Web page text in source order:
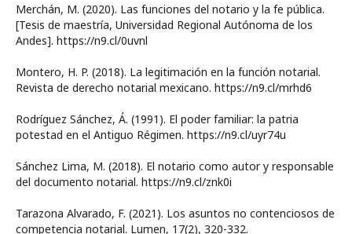
Merchán, M. (2020). Las funciones del notario y la fe pública.
[Tesis de maestría, Universidad Regional Autónoma de los
Andes]. https://n9.cl/0uvnl
Montero, H. P. (2018). La legitimación en la función notarial.
Revista de derecho notarial mexicano. https://n9.cl/mrhd6
Rodríguez Sánchez, Á. (1991). El poder familiar: la patria
potestad en el Antiguo Régimen. https://n9.cl/uyr74u
Sánchez Lima, M. (2018). El notario como autor y responsable
del documento notarial. https://n9.cl/znk0i
Tarazona Alvarado, F. (2021). Los asuntos no contenciosos de
competencia notarial. Lumen, 17(2), 320-332.